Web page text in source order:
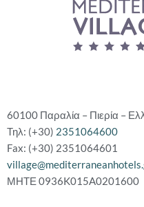
60100 Παραλία – Πιερία –
Τηλ: (+30) 2351064600
Fax: (+30) 2351064601
ΜΗΤΕ 0936K015A0201600